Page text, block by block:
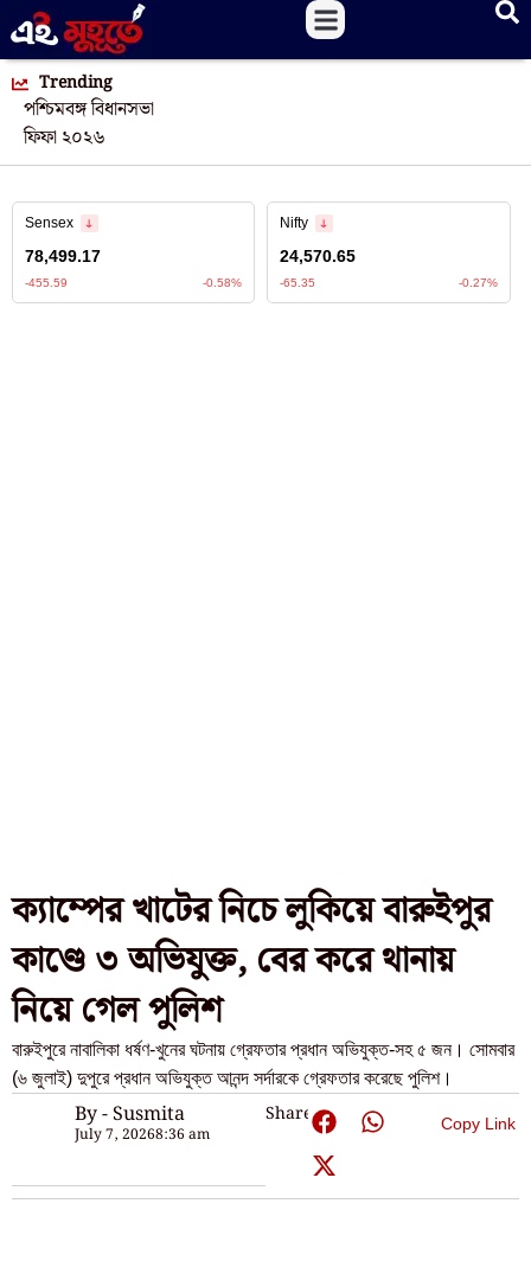
Trending
পশ্চিমবঙ্গ বিধানসভা
ফিফা ২০২৬
ক্যাম্পের খাটের নিচে লুকিয়ে বারুইপুর
কাণ্ডে ৩ অভিযুক্ত, বের করে থানায়
নিয়ে গেল পুলিশ
বারুইপুরে নাবালিকা ধর্ষণ-খুনের ঘটনায় গ্রেফতার প্রধান অভিযুক্ত-সহ ৫ জন। সোমবার
(৬ জুলাই) দুপুরে প্রধান অভিযুক্ত আনন্দ সর্দারকে গ্রেফতার করেছে পুলিশ।
By - Susmita
July 7, 20268:36 am
Share: Copy Link